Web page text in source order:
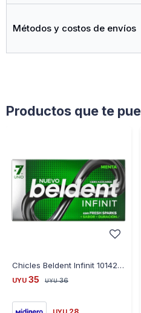
Métodos y costos de envíos
Productos que te
Chicles Beldent Infinit 10142 Menta X7 Unidades - MENTA
UYU 35 UYU 36